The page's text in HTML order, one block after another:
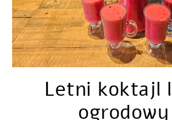
Letni koktajl